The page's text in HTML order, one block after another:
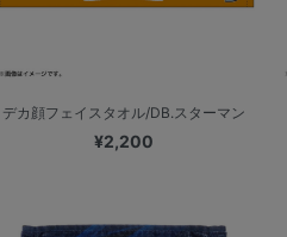
デカ顔フェイスタオル/DB.スターマン
¥2,200